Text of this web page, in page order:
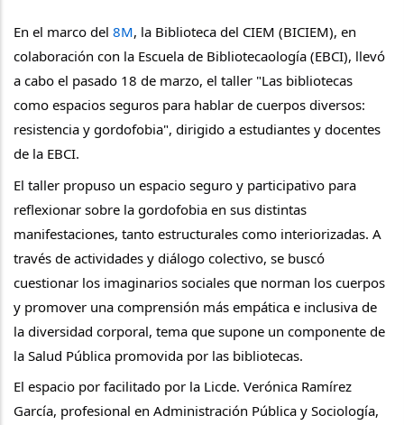
En el marco del 8M, la Biblioteca del CIEM (BICIEM), en
colaboración con la Escuela de Bibliotecaología (EBCI), llevó
a cabo el pasado 18 de marzo, el taller "Las bibliotecas
como espacios seguros para hablar de cuerpos diversos:
resistencia y gordofobia", dirigido a estudiantes y docentes
de la EBCI.
El taller propuso un espacio seguro y participativo para
reflexionar sobre la gordofobia en sus distintas
manifestaciones, tanto estructurales como interiorizadas. A
través de actividades y diálogo colectivo, se buscó
cuestionar los imaginarios sociales que norman los cuerpos
y promover una comprensión más empática e inclusiva de
la diversidad corporal, tema que supone un componente de
la Salud Pública promovida por las bibliotecas.
El espacio por facilitado por la Licde. Verónica Ramírez
García, profesional en Administración Pública y Sociología,